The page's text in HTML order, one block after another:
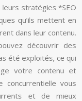
stratégies *SEO
qu’ils mettent en
dans leur contenu.
découvrir des
été exploités, ce qui
votre contenu et
concurrentielle vous
et de mieux